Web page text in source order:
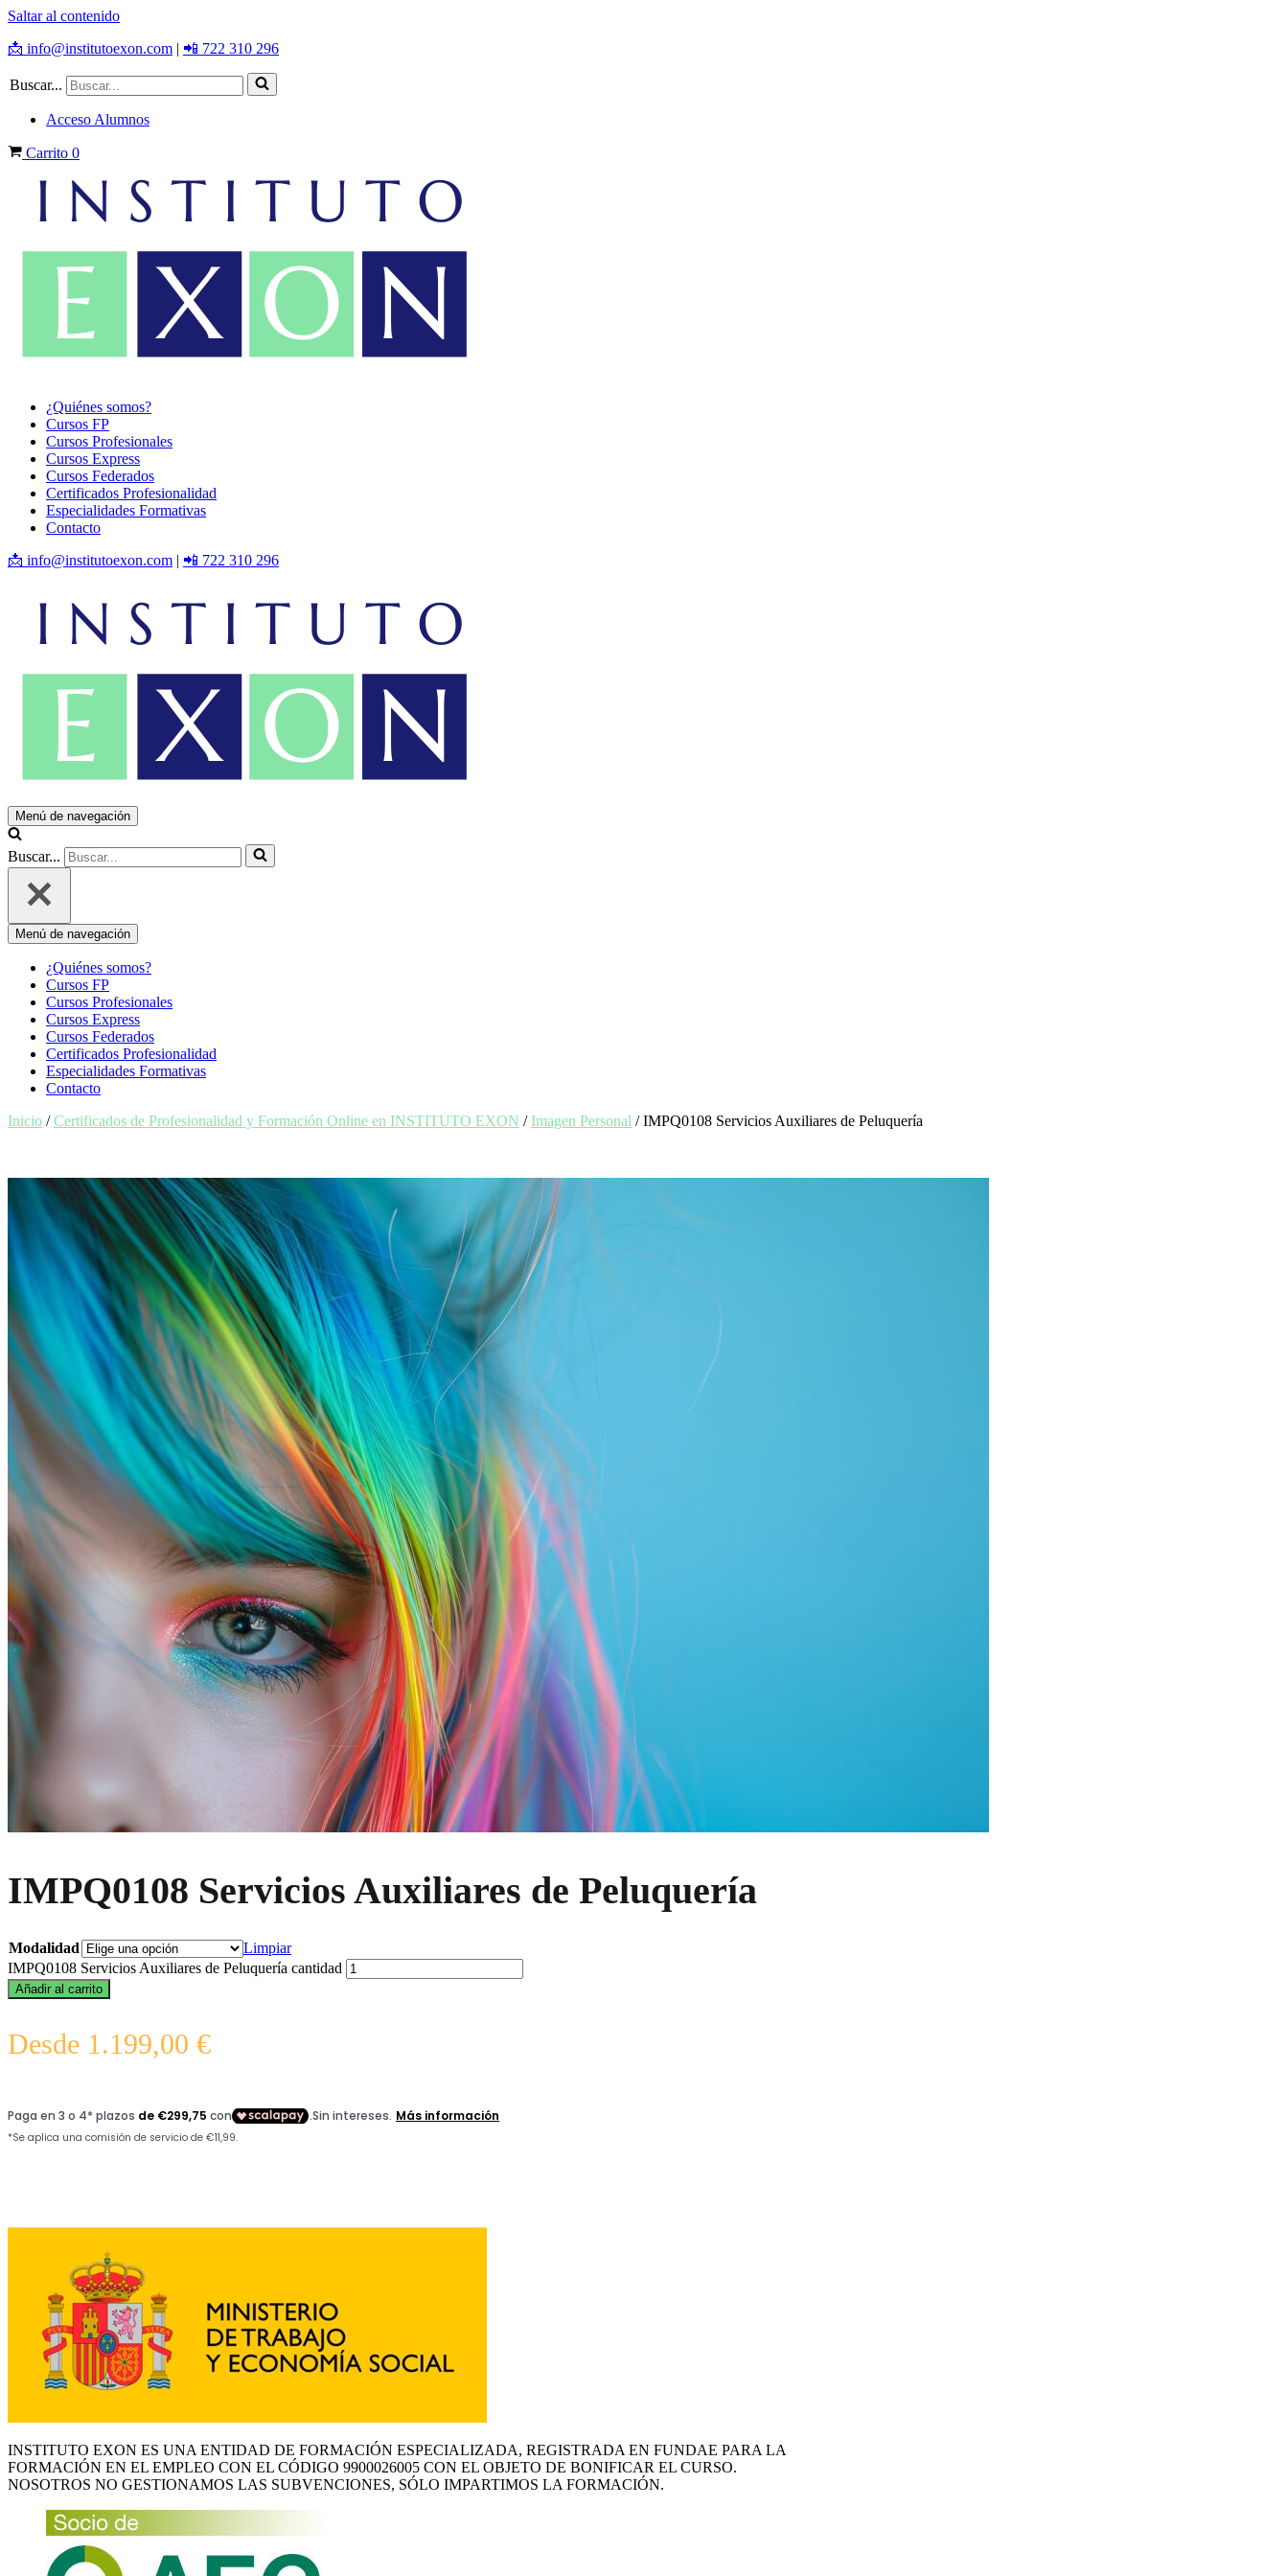
Saltar al contenido
📩 info@institutoexon.com | 📲 722 310 296
Buscar...
Acceso Alumnos
Carrito 0
¿Quiénes somos?
Cursos FP
Cursos Profesionales
Cursos Express
Cursos Federados
Certificados Profesionalidad
Especialidades Formativas
Contacto
📩 info@institutoexon.com | 📲 722 310 296
Menú de navegación
Buscar...
Menú de navegación
¿Quiénes somos?
Cursos FP
Cursos Profesionales
Cursos Express
Cursos Federados
Certificados Profesionalidad
Especialidades Formativas
Contacto
Inicio /Certificados de Profesionalidad y Formación Online en INSTITUTO EXON / Imagen Personal / IMPQ0108 Servicios Auxiliares de Peluquería
IMPQ0108 Servicios Auxiliares de Peluquería
Modalidad
Limpiar
IMPQ0108 Servicios Auxiliares de Peluquería cantidad
Añadir al carrito
Desde 1.199,00 €
INSTITUTO EXON ES UNA ENTIDAD DE FORMACIÓN ESPECIALIZADA, REGISTRADA EN FUNDAE PARA LA
FORMACIÓN EN EL EMPLEO CON EL CÓDIGO 9900026005 CON EL OBJETO DE BONIFICAR EL CURSO.
NOSOTROS NO GESTIONAMOS LAS SUBVENCIONES, SÓLO IMPARTIMOS LA FORMACIÓN.